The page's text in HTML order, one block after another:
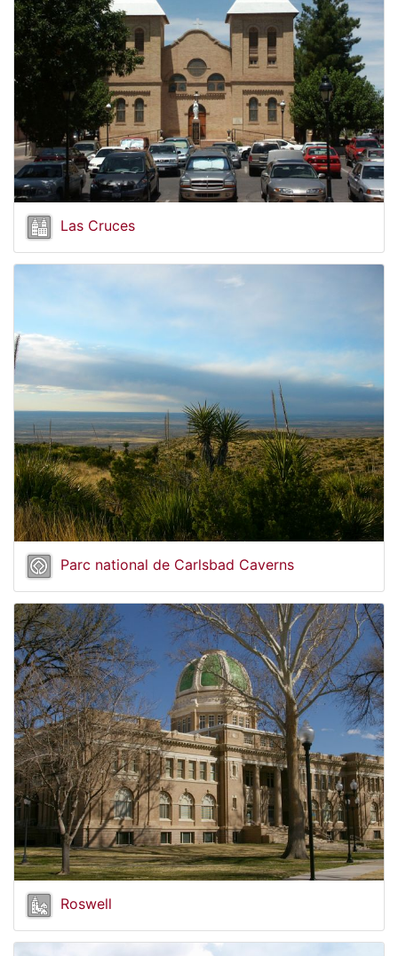
Las Cruces
Parc national de Carlsbad Caverns
Roswell